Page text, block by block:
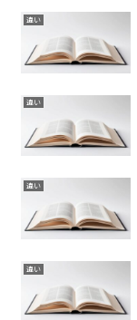
違い
違い
違い
違い